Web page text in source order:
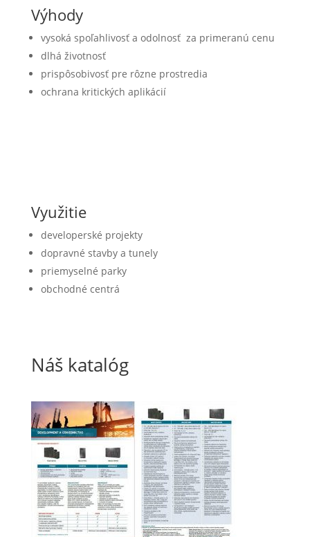
Výhody
vysoká spoľahlivosť a odolnosť za primeranú cenu
dlhá životnosť
prispôsobivosť pre rôzne prostredia
ochrana kritických aplikácií
Využitie
developerské projekty
dopravné stavby a tunely
priemyselné parky
obchodné centrá
Náš katalóg